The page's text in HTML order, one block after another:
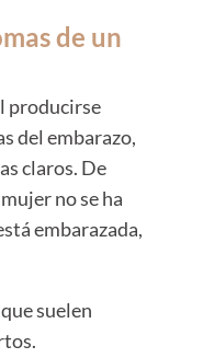
de un
producirse
del embarazo,
claros. De
no se ha
embarazada,
suelen